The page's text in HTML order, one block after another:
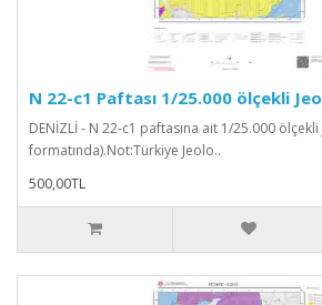
N 22-c1 Paftası 1/25.000 ölçekli
DENİZLİ - N 22-c1 paftasına ait 1/25.000 ölçekli
formatında).Not:Türkiye Jeolo..
500,00TL